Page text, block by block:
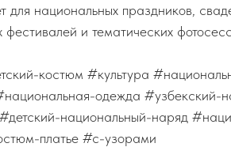
для национальных праздников,
фестивалей и тематических
костюм #культура
одежда #узбекский-
национальный-наряд
платье #с-узорами